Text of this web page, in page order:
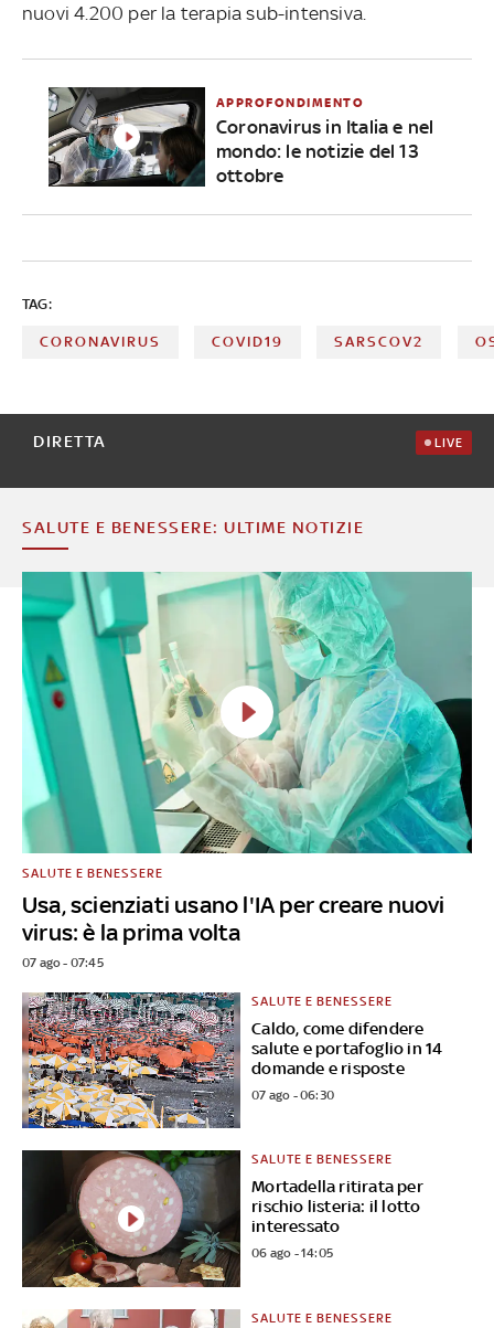
nuovi 4.200 per la terapia sub-intensiva.
APPROFONDIMENTO
Coronavirus in Italia e nel
mondo: le notizie del 13
ottobre
TAG:
CORONAVIRUS COVID19 SARSCOV2
DIRETTA LIVE
SALUTE E BENESSERE: ULTIME NOTIZIE
Usa, scienziati usano l'IA per creare nuovi
virus: è la prima volta
SALUTE E BENESSERE
07 ago - 07:45
Caldo, come difendere
salute e portafoglio in 14
domande e risposte
SALUTE E BENESSERE
07 ago - 06:30
Mortadella ritirata per
rischio listeria: il lotto
interessato
SALUTE E BENESSERE
06 ago - 14:05
SALUTE E BENESSERE